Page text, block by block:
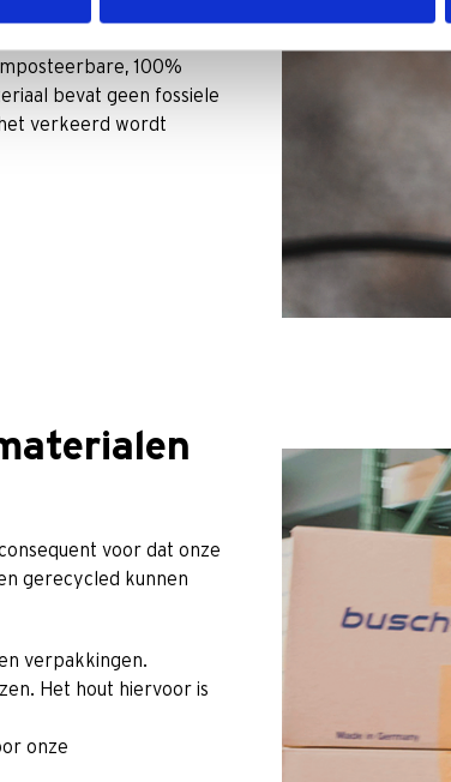
100%
bevat geen fossiele
verkeerd wordt
voor dat onze
gerecycled kunnen
verpakkingen.
Het hout hiervoor is
onze